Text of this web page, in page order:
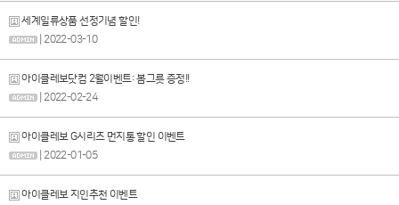
세계일류상품 선정기념 할인!
| 2022-03-10
아이클레보닷컴 2월이벤트: 봄그릇 증정!!
| 2022-02-24
아이클레보 G시리즈 먼지통 할인 이벤트
| 2022-01-05
아이클레보 지인추천 이벤트